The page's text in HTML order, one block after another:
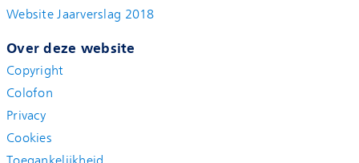
Website Jaarverslag 2018
Over deze website
Copyright
Colofon
Privacy
Cookies